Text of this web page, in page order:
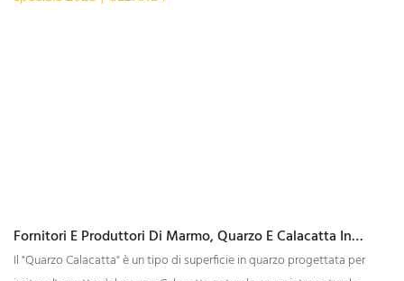
Fornitori E Produttori Di Marmo, Quarzo E Calacatta In
Offerta Speciale 2023 | GELANDY
Il "Quarzo Calacatta" è un tipo di superficie in quarzo progettata per